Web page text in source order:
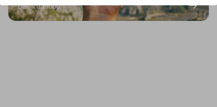
Bekijk aanbod